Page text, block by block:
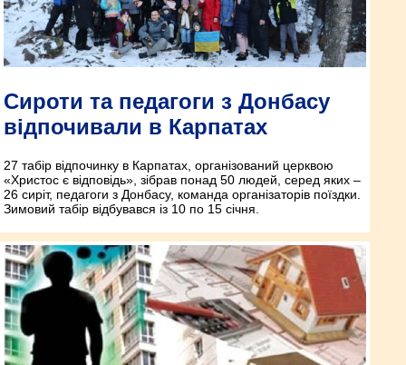
Сироти та педагоги з Донбасу
відпочивали в Карпатах
27 табір відпочинку в Карпатах, організований церквою
«Христос є відповідь», зібрав понад 50 людей, серед яких –
26 сиріт, педагоги з Донбасу, команда організаторів поїздки.
Зимовий табір відбувався із 10 по 15 січня.